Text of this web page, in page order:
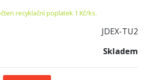
recyklační poplatek 1 Kč/ks.
JDEX-TU2
Skladem